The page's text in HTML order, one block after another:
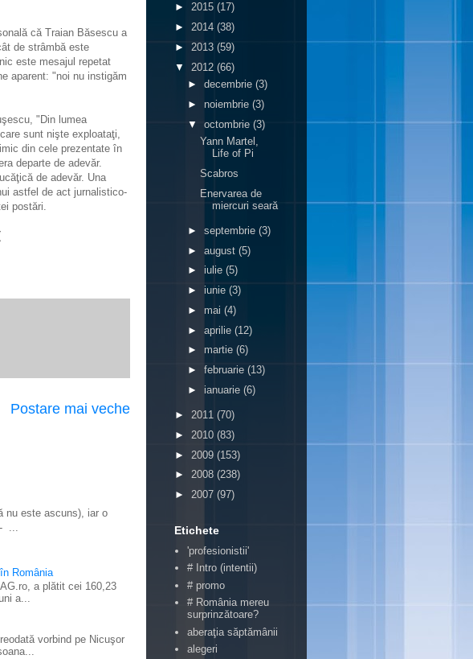
că Traian Băsescu a
de strâmbă este
este mesajul repetat
aparent: "noi nu instigăm
"Din lumea
sunt nişte exploataţi,
din cele prezentate în
departe de adevăr.
de adevăr. Una
astfel de act jurnalistico-
postări.
Postare mai veche
nu este ascuns), iar o
...
România
a plătit cei 160,23
a...
vorbind pe Nicuşor
► 2015 (17)
► 2014 (38)
► 2013 (59)
▼ 2012 (66)
► decembrie (3)
► noiembrie (3)
▼ octombrie (3)
Yann Martel,
Life of Pi
Scabros
Enervarea de
miercuri seară
► septembrie (3)
► august (5)
► iulie (5)
► iunie (3)
► mai (4)
► aprilie (12)
► martie (6)
► februarie (13)
► ianuarie (6)
► 2011 (70)
► 2010 (83)
► 2009 (153)
► 2008 (238)
► 2007 (97)
Etichete
'profesionistii'
# Intro (intentii)
# promo
# România mereu
surprinzătoare?
aberaţia săptămânii
alegeri